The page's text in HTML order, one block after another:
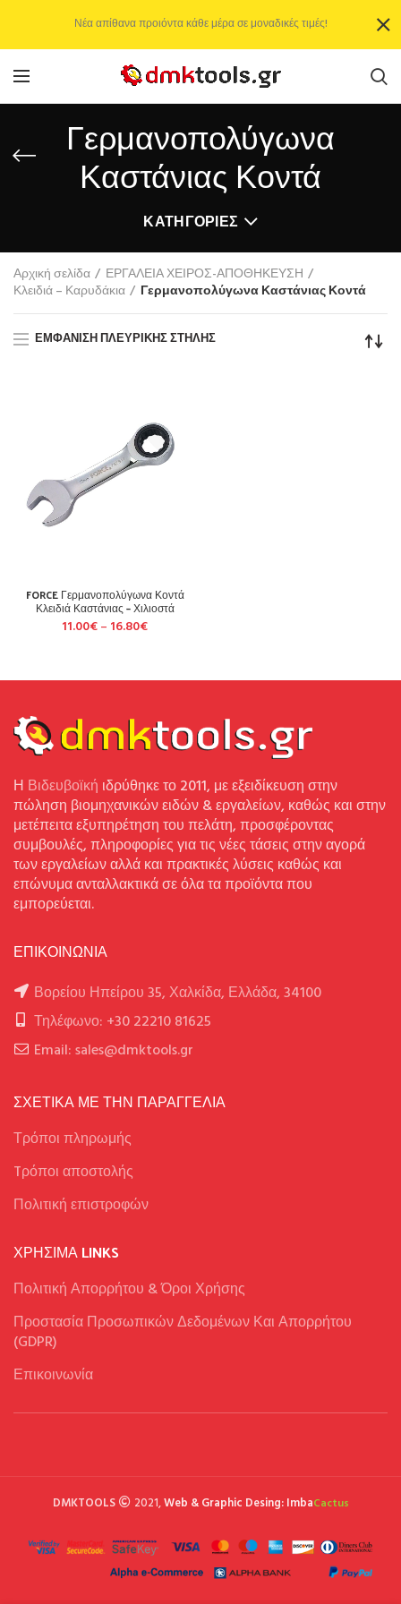
Γερμανοπολύγωνα
Καστάνιας Κοντά
ΚΑΤΗΓΟΡΊΕΣ
Αρχική σελίδα
ΕΡΓΑΛΕΙΑ ΧΕΙΡΟΣ-ΑΠΟΘΗΚΕΥΣΗ
Κλειδιά – Καρυδάκια
Γερμανοπολύγωνα Καστάνιας Κοντά
ΕΜΦΆΝΙΣΗ ΠΛΕΥΡΙΚΉΣ ΣΤΉΛΗΣ
FORCE Γερμανοπολύγωνα Κοντά
Κλειδιά Καστάνιας – Χιλιοστά
11.00€– 16.80€
Η Βιδευβοϊκή ιδρύθηκε το 2011, με εξειδίκευση στην
πώληση βιομηχανικών ειδών & εργαλείων, καθώς και στην
μετέπειτα εξυπηρέτηση του πελάτη, προσφέροντας
συμβουλές, πληροφορίες για τις νέες τάσεις στην αγορά
των εργαλείων αλλά και πρακτικές λύσεις καθώς και
επώνυμα ανταλλακτικά σε όλα τα προϊόντα που
εμπορεύεται.
ΕΠΙΚΟΙΝΩΝΙΑ
Βορείου Ηπείρου 35, Χαλκίδα, Ελλάδα, 34100
Τηλέφωνο: +30 22210 81625
Email: sales@dmktools.gr
ΣΧΕΤΙΚΑ ΜΕ ΤΗΝ ΠΑΡΑΓΓΕΛΙΑ
Τρόποι πληρωμής
Tρόποι αποστολής
Πολιτική επιστροφών
ΧΡΉΣΙΜΑ LINKS
Πολιτική Απορρήτου & Όροι Χρήσης
Προστασία Προσωπικών Δεδομένων Και Απορρήτου
(GDPR)
Επικοινωνία
DMKTOOLS 2021,Web & Graphic Desing: ImbaCactus
Νέα απίθανα προιόντα κάθε μέρα σε μοναδικές τιμές!